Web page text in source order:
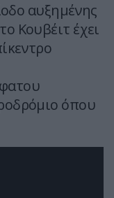
αυξημένης
Κουβέιτ έχει
όπου